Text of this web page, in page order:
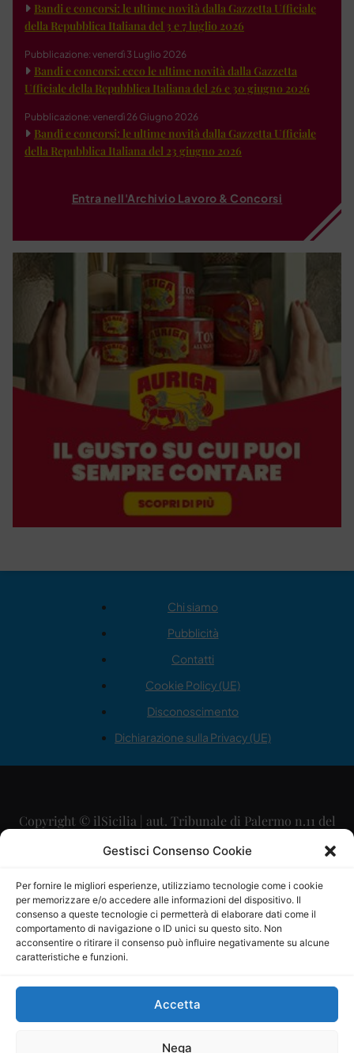
Gestisci Consenso Cookie
Per fornire le migliori esperienze, utilizziamo tecnologie come i cookie
per memorizzare e/o accedere alle informazioni del dispositivo. Il
consenso a queste tecnologie ci permetterà di elaborare dati come il
comportamento di navigazione o ID unici su questo sito. Non
acconsentire o ritirare il consenso può influire negativamente su alcune
caratteristiche e funzioni.
Accetta
Nega
Bandi e concorsi: le ultime novità dalla Gazzetta Ufficiale
della Repubblica Italiana del 3 e 7 luglio 2026
Pubblicazione: venerdì 3 Luglio 2026
Bandi e concorsi: ecco le ultime novità dalla Gazzetta
Ufficiale della Repubblica Italiana del 26 e 30 giugno 2026
Pubblicazione: venerdì 26 Giugno 2026
Bandi e concorsi: le ultime novità dalla Gazzetta Ufficiale
della Repubblica Italiana del 23 giugno 2026
Entra nell'Archivio Lavoro & Concorsi
Chi siamo
Pubblicità
Contatti
Cookie Policy (UE)
Disconoscimento
Dichiarazione sulla Privacy (UE)
Copyright © ilSicilia | aut. Tribunale di Palermo n.11 del
29/09/2015
Direttore Editoriale: Maurizio Scaglione
Direttore Responsabile: Maria Calabrese
P.IVA: 06334930820
Mercurio Comunicazione Società Cooperativa a r.l. è
iscritta al Registro degli Operatori di Comunicazione al